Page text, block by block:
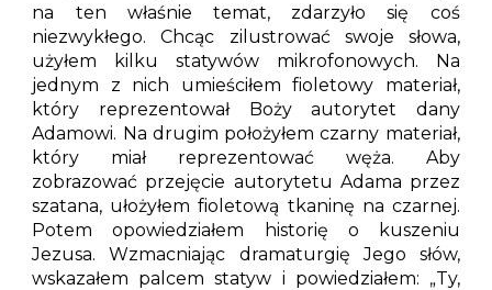
na ten właśnie temat, zdarzyło się coś
niezwykłego. Chcąc zilustrować swoje słowa,
użyłem kilku statywów mikrofonowych. Na
jednym z nich umieściłem fioletowy materiał,
który reprezentował Boży autorytet dany
Adamowi. Na drugim położyłem czarny materiał,
który miał reprezentować węża. Aby
zobrazować przejęcie autorytetu Adama przez
szatana, ułożyłem fioletową tkaninę na czarnej.
Potem opowiedziałem historię o kuszeniu
Jezusa. Wzmacniając dramaturgię Jego słów,
wskazałem palcem statyw i powiedziałem: „Ty,